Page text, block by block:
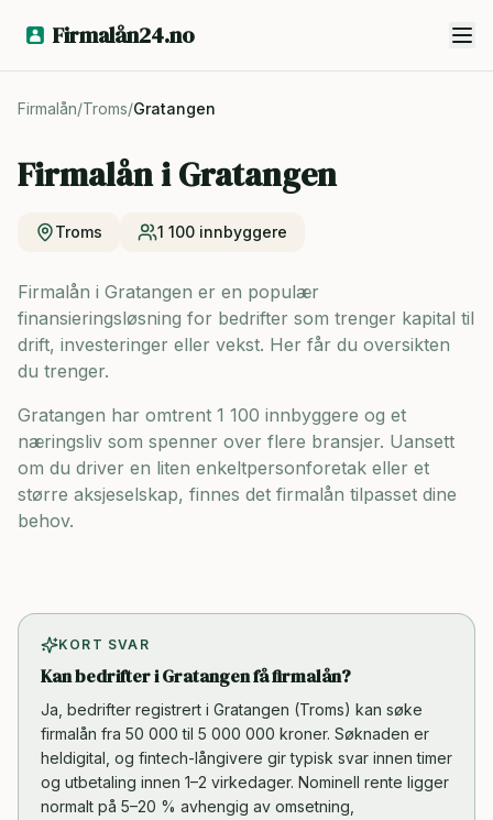
Firmalån24.no
Firmalån/Troms/Gratangen
Firmalån iGratangen
Troms 1 100 innbyggere
Firmalån i Gratangen er en populær
finansieringsløsning for bedrifter som trenger kapital til
drift, investeringer eller vekst. Her får du oversikten
du trenger.
Gratangen har omtrent 1 100 innbyggere og et
næringsliv som spenner over flere bransjer. Uansett
om du driver en liten enkeltpersonforetak eller et
større aksjeselskap, finnes det firmalån tilpasset dine
behov.
KORT SVAR
Kan bedrifter i Gratangen få firmalån?
Ja, bedrifter registrert i Gratangen (Troms) kan søke
firmalån fra 50 000 til 5 000 000 kroner. Søknaden er
heldigital, og fintech-långivere gir typisk svar innen timer
og utbetaling innen 1–2 virkedager. Nominell rente ligger
normalt på 5–20 % avhengig av omsetning,